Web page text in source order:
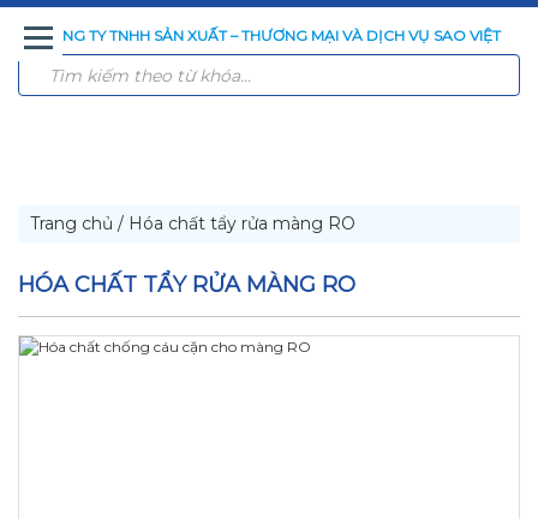
CÔNG TY TNHH SẢN XUẤT – THƯƠNG MẠI VÀ DỊCH VỤ SAO VIỆT
TRANG
GIỚI
SẢN
CÔNG
CÔNG
TIN
LIÊN
Trang chủ / Hóa chất tẩy rửa màng RO
HÓA CHẤT TẨY RỬA MÀNG RO